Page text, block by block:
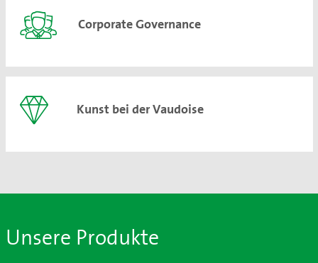
Corporate Governance
Kunst bei der Vaudoise
Unsere Produkte